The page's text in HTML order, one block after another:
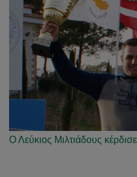
Ο Λεύκιος Μιλτιάδους